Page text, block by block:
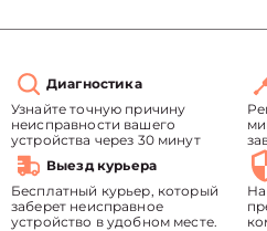
Диагностика
Узнайте точную причину
неисправности вашего
устройства через 30 минут
Выезд курьера
Бесплатный курьер, который
заберет неисправное
устройство в удобном месте.
На